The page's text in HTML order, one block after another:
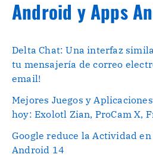
Android y Apps
Delta Chat: Una interfaz
tu mensajería de correo
email!
Mejores Juegos y
hoy: Exolotl Zian, ProCam X,
Google reduce la Actividad en
Android 14